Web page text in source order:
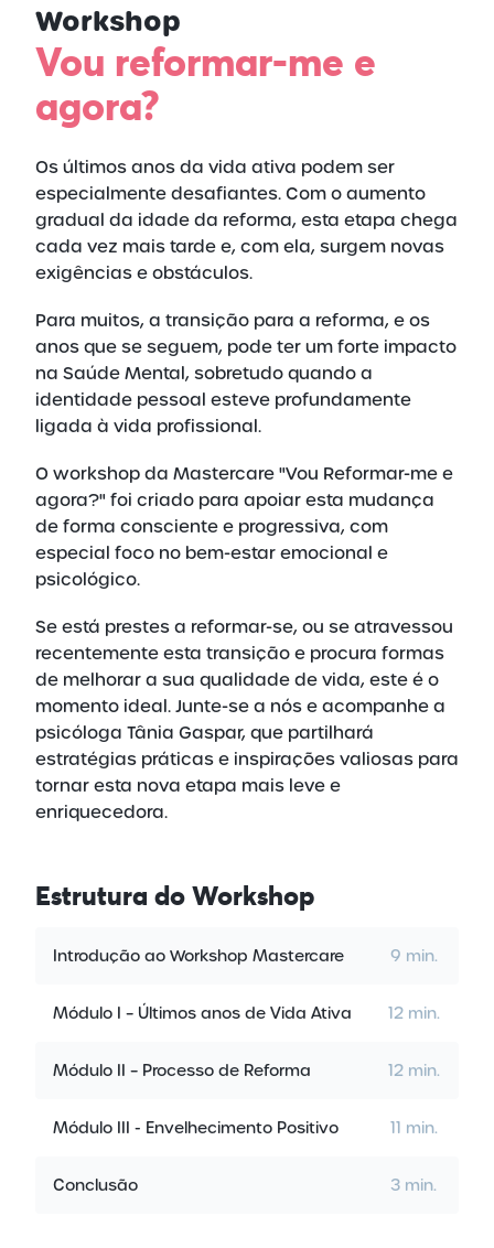
Workshop
Vou reformar-me e
agora?
Os últimos anos da vida ativa podem ser
especialmente desafiantes. Com o aumento
gradual da idade da reforma, esta etapa chega
cada vez mais tarde e, com ela, surgem novas
exigências e obstáculos.
Para muitos, a transição para a reforma, e os
anos que se seguem, pode ter um forte impacto
na Saúde Mental, sobretudo quando a
identidade pessoal esteve profundamente
ligada à vida profissional.
O workshop da Mastercare "Vou Reformar-me e
agora?" foi criado para apoiar esta mudança
de forma consciente e progressiva, com
especial foco no bem-estar emocional e
psicológico.
Se está prestes a reformar-se, ou se atravessou
recentemente esta transição e procura formas
de melhorar a sua qualidade de vida, este é o
momento ideal. Junte-se a nós e acompanhe a
psicóloga Tânia Gaspar, que partilhará
estratégias práticas e inspirações valiosas para
tornar esta nova etapa mais leve e
enriquecedora.
Estrutura do Workshop
Introdução ao Workshop Mastercare 9 min.
Módulo I – Últimos anos de Vida Ativa 12 min.
Módulo II – Processo de Reforma 12 min.
Módulo III - Envelhecimento Positivo 11 min.
Conclusão 3 min.